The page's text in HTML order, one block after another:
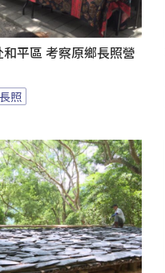
平區 考察原鄉長照營
照